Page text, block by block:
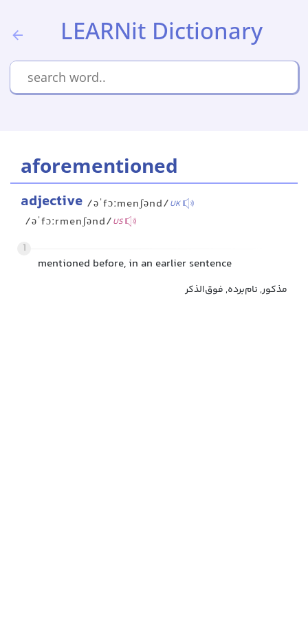
LEARNit Dictionary
aforementioned
adjective /əˈfɔːmenʃənd/UK
/əˈfɔːrmenʃənd/US
1
mentioned before, in an earlier sentence
مذکور, نام‌برده‌, فوق‌الذکر